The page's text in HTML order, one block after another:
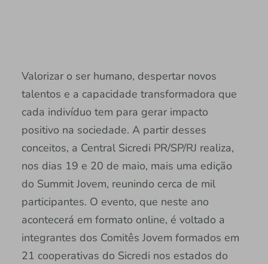
Valorizar o ser humano, despertar novos
talentos e a capacidade transformadora que
cada indivíduo tem para gerar impacto
positivo na sociedade. A partir desses
conceitos, a Central Sicredi PR/SP/RJ realiza,
nos dias 19 e 20 de maio, mais uma edição
do Summit Jovem, reunindo cerca de mil
participantes. O evento, que neste ano
acontecerá em formato online, é voltado a
integrantes dos Comitês Jovem formados em
21 cooperativas do Sicredi nos estados do